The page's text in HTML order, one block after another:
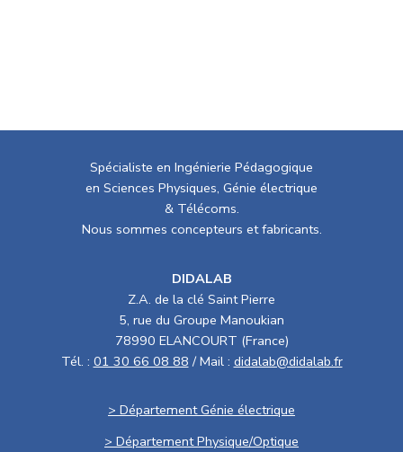
Spécialiste en Ingénierie Pédagogique
en Sciences Physiques, Génie électrique
& Télécoms.
Nous sommes concepteurs et fabricants.
DIDALAB
Z.A. de la clé Saint Pierre
5, rue du Groupe Manoukian
78990 ELANCOURT (France)
Tél. : 01 30 66 08 88 / Mail : didalab@didalab.fr
> Département Génie électrique
> Département Physique/Optique